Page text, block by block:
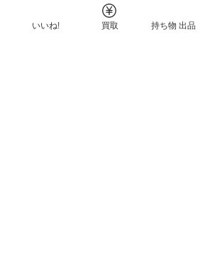
いいね! 買取 持ち物 出品